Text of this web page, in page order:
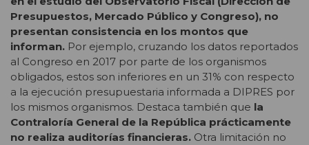
Presupuestos, Mercado Público y Congreso), no
presentan consistencia en los montos que
informan. Por ejemplo, cruzando los datos reportados
al Congreso en 2017 por parte de los organismos
obligados, estos son inferiores en un 31% con respecto
a la ejecución presupuestaria informada a DIPRES por
los mismos organismos. Destaca también que la
Contraloría General de la República prácticamente
no realiza auditorías financieras. Otra limitación no